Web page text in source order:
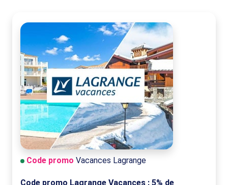
Code promo Vacances Lagrange
Code promo Lagrange Vacances : 5% de